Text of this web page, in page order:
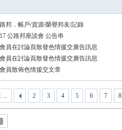
邦．帳戶/資源/榮譽邦友/記錄
公路邦座談會 公告串
員在討論頁散發色情援交廣告訊息
員在討論頁散發色情援交廣告訊息
員散佈色情援交文章
... 2 3 4 5 6 7 8